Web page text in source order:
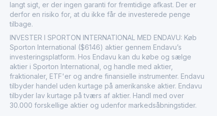
langt sigt, er der ingen garanti for fremtidige afkast. Der er
derfor en risiko for, at du ikke får de investerede penge
tilbage.
INVESTER I SPORTON INTERNATIONAL MED ENDAVU: Køb
Sporton International ($6146) aktier gennem Endavu’s
investeringsplatform. Hos Endavu kan du købe og sælge
aktier i Sporton International, og handle med aktier,
fraktionaler, ETF'er og andre finansielle instrumenter. Endavu
tilbyder handel uden kurtage på amerikanske aktier. Endavu
tilbyder lav kurtage på tværs af aktier. Handl med over
30.000 forskellige aktier og udenfor markedsåbningstider.